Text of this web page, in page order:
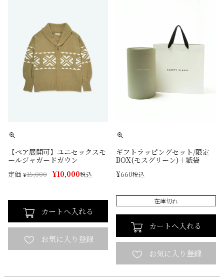
【ペア展開可】ユニセックスモ
ールジャガードガウン
定価 ¥15,000 ¥10,000税込
カートへ入れる
ギフトラッピングセット/限定
BOX(モスグリーン)＋紙袋
¥660税込
在庫切れ
カートへ入れる